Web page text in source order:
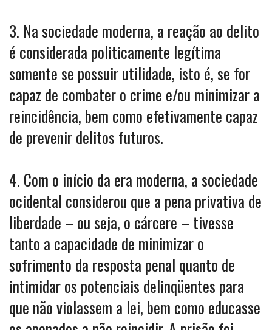
3. Na sociedade moderna, a reação ao delito
é considerada politicamente legítima
somente se possuir utilidade, isto é, se for
capaz de combater o crime e/ou minimizar a
reincidência, bem como efetivamente capaz
de prevenir delitos futuros.
4. Com o início da era moderna, a sociedade
ocidental considerou que a pena privativa de
liberdade – ou seja, o cárcere – tivesse
tanto a capacidade de minimizar o
sofrimento da resposta penal quanto de
intimidar os potenciais delinqüentes para
que não violassem a lei, bem como educasse